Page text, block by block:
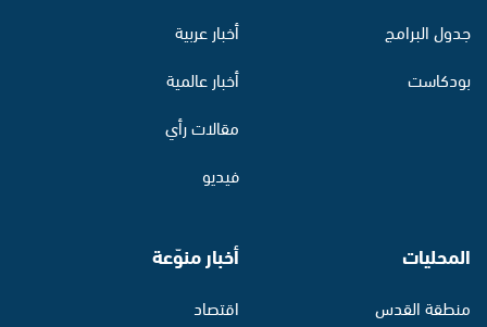
جدول البرامج
بودكاست
أخبار عربية
أخبار عالمية
مقالات رأي
فيديو
المحليات
منطقة القدس
أخبار منوّعة
اقتصاد